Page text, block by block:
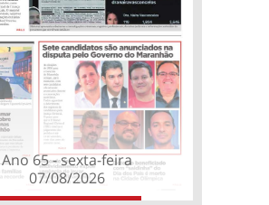
Ano 65 - sexta-feira
07/08/2026